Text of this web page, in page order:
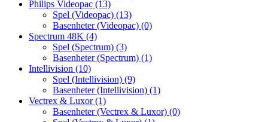
Philips Videopac (13)
Spel (Videopac) (13)
Basenheter (Videopac) (0)
Spectrum 48K (4)
Spel (Spectrum) (3)
Basenheter (Spectrum) (1)
Intellivision (10)
Spel (Intellivision) (9)
Basenheter (Intellivision) (1)
Vectrex & Luxor(1)
Basenheter (Vectrex & Luxor) (0)